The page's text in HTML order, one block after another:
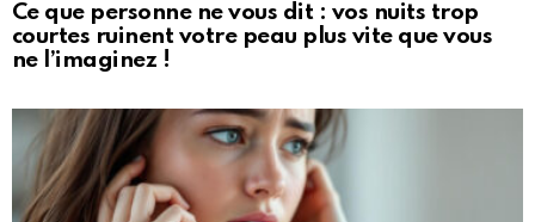
Ce que personne ne vous dit : vos nuits trop
courtes ruinent votre peau plus vite que vous
ne l’imaginez !